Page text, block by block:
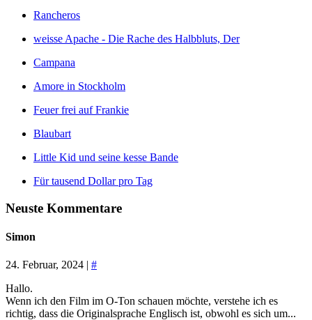
Rancheros
weisse Apache - Die Rache des Halbbluts, Der
Campana
Amore in Stockholm
Feuer frei auf Frankie
Blaubart
Little Kid und seine kesse Bande
Für tausend Dollar pro Tag
Neuste Kommentare
Simon
24. Februar, 2024 | #
Hallo.
Wenn ich den Film im O-Ton schauen möchte, verstehe ich es
richtig, dass die Originalsprache Englisch ist, obwohl es sich um...